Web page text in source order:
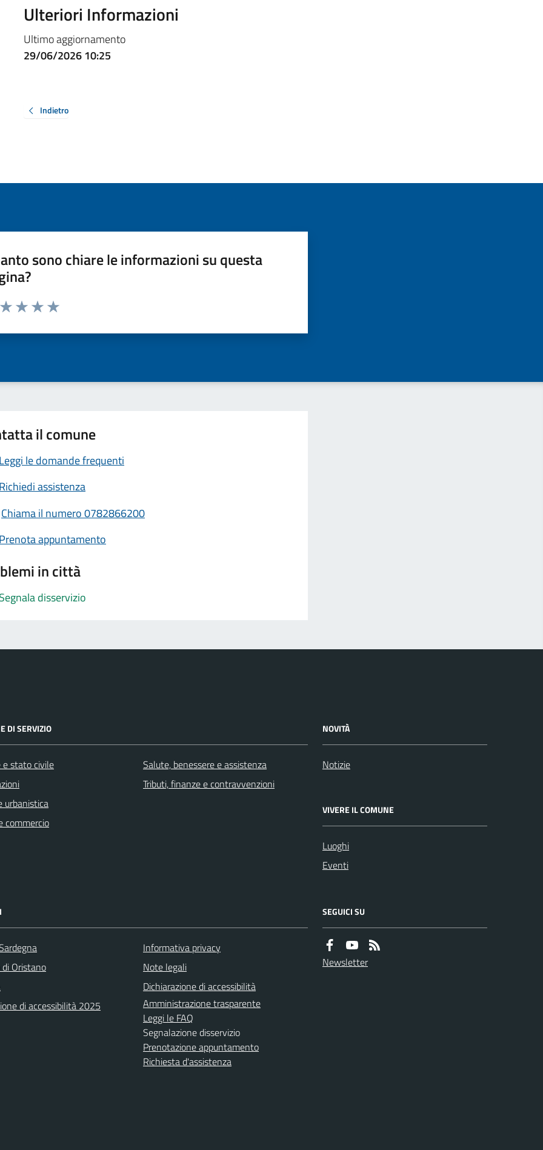
Ulteriori Informazioni
Ultimo aggiornamento
29/06/2026 10:25
Indietro
sono chiare le informazioni su questa
da 1 a 5 stelle la pagina
il comune
Leggi le domande frequenti
Richiedi assistenza
Chiama il numero 0782866200
Prenota appuntamento
in città
Segnala disservizio
DI SERVIZIO
e stato civile
urbanistica
commercio
Salute, benessere e assistenza
Tributi, finanze e contravvenzioni
NOVITÀ
Notizie
VIVERE IL COMUNE
Luoghi
Eventi
Oristano
di accessibilità 2025
Informativa privacy
Note legali
Dichiarazione di accessibilità
Amministrazione trasparente
Leggi le FAQ
Segnalazione disservizio
Prenotazione appuntamento
Richiesta d'assistenza
SEGUICI SU
Newsletter